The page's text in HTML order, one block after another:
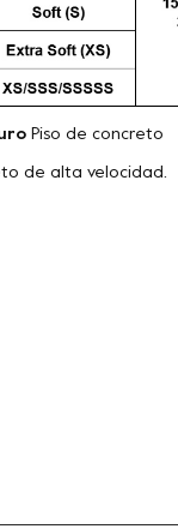
Piso de concreto
de alta velocidad.